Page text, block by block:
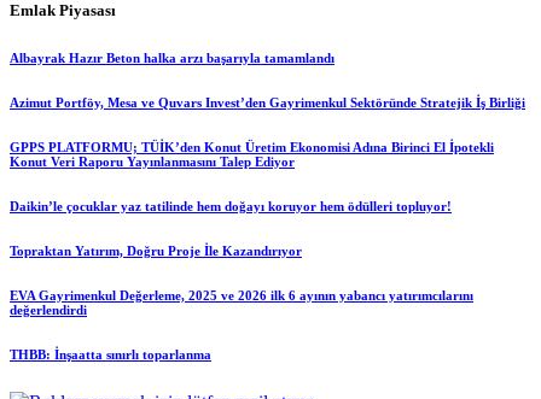
Emlak Piyasası
Albayrak Hazır Beton halka arzı başarıyla tamamlandı
Azimut Portföy, Mesa ve Quvars Invest’den Gayrimenkul Sektöründe Stratejik İş Birliği
GPPS PLATFORMU; TÜİK’den Konut Üretim Ekonomisi Adına Birinci El İpotekli
Konut Veri Raporu Yayınlanmasını Talep Ediyor
Daikin’le çocuklar yaz tatilinde hem doğayı koruyor hem ödülleri topluyor!
Topraktan Yatırım, Doğru Proje İle Kazandırıyor
EVA Gayrimenkul Değerleme, 2025 ve 2026 ilk 6 ayının yabancı yatırımcılarını
değerlendirdi
THBB: İnşaatta sınırlı toparlanma